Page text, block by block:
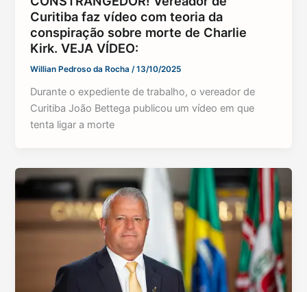
Curitiba faz vídeo com teoria da
conspiração sobre morte de Charlie
Kirk. VEJA VÍDEO:
Willian Pedroso da Rocha/13/10/2025
Durante o expediente de trabalho, o vereador de
Curitiba João Bettega publicou um vídeo em que
tenta ligar a morte